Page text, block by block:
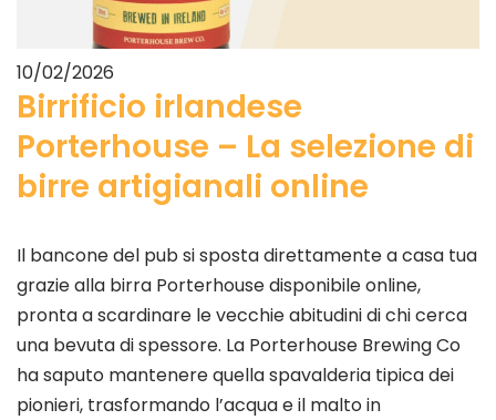
10/02/2026
Birrificio irlandese
Porterhouse – La selezione di
birre artigianali online
Il bancone del pub si sposta direttamente a casa tua
grazie alla birra Porterhouse disponibile online,
pronta a scardinare le vecchie abitudini di chi cerca
una bevuta di spessore. La Porterhouse Brewing Co
ha saputo mantenere quella spavalderia tipica dei
pionieri, trasformando l’acqua e il malto in